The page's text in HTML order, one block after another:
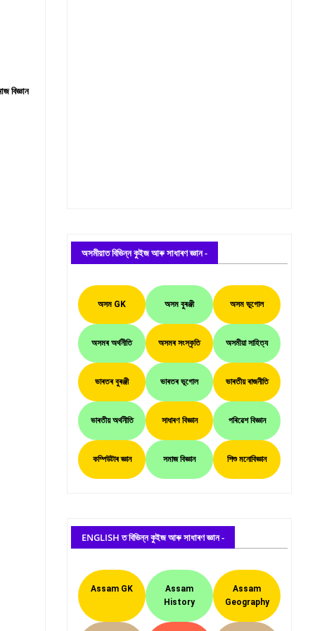
অসমীয়াত বিভিন্ন কুইজ আৰু সাধাৰণ জ্ঞান -
অসম GK অসম বুৰঞ্জী অসম ভূগোল
অসমৰ অৰ্থনীতি অসমৰ সংস্কৃতি অসমীয়া সাহিত্য
ভাৰতৰ বুৰঞ্জী ভাৰতৰ ভূগোল ভাৰতীয় ৰাজনীতি
ভাৰতীয় অৰ্থনীতি সাধাৰণ বিজ্ঞান পৰিৱেশ বিজ্ঞান
কম্পিউটাৰ জ্ঞান সমাজ বিজ্ঞান শিশু মনোবিজ্ঞান
ENGLISH ত বিভিন্ন কুইজ আৰু সাধাৰণ জ্ঞান -
Assam GK
Assam
History
Assam
Geography